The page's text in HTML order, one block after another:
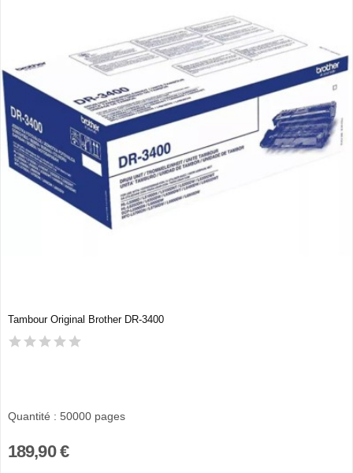
Tambour Original Brother DR-3400
Quantité : 50000 pages
189,90 €